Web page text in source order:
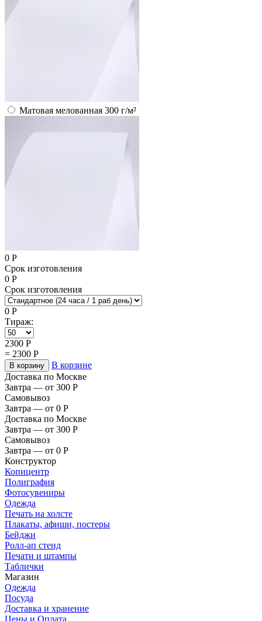
Матовая мелованная 300 г/м²
0 Р
Срок изготовления
0 Р
Срок изготовления
0 Р
Тираж:
2300 Р
= 2300 Р
В корзину
В корзине
Доставка по Москве
Завтра — от 300 Р
Самовывоз
Завтра — от 0 Р
Доставка по Москве
Завтра — от 300 Р
Самовывоз
Завтра — от 0 Р
Конструктор
Копицентр
Полиграфия
Фотосувениры
Одежда
Печать на холсте
Плакаты, афиши, постеры
Бейджи
Ролл-ап стенд
Печати и штампы
Таблички
Магазин
Одежда
Посуда
Доставка и хранение
Цены и Оплата